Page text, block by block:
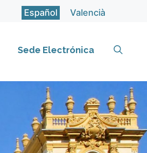
Español Valencià
Sede Electrónica